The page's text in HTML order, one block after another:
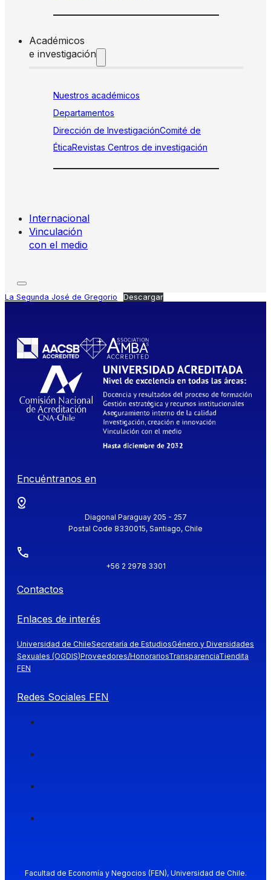
Académicos
e investigación
Nuestros académicos
Departamentos
Dirección de InvestigaciónComité de
ÉticaRevistas Centros de investigación
Internacional
Vinculación
con el medio
La Segunda José de Gregorio Descargar
Encuéntranos en
Diagonal Paraguay 205 - 257
Postal Code 8330015, Santiago, Chile
+56 2 2978 3301
Contactos
Enlaces de interés
Universidad de ChileSecretaría de EstudiosGénero y Diversidades
Sexuales (OGDIS)Proveedores/HonorariosTransparenciaTiendita
FEN
Redes Sociales FEN
Facultad de Economía y Negocios (FEN), Universidad de Chile.